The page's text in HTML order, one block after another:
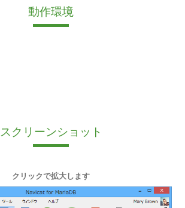
動作環境
スクリーンショット
クリックで拡大します